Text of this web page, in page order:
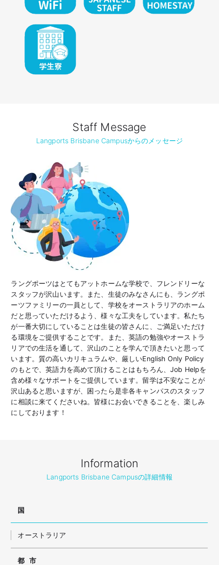
Staff Message
Langports Brisbane Campusからのメッセージ
ラングポーツはとてもアットホームな学校で、フレンドリーな
スタッフが沢山います。また、生徒のみなさんにも、ラングポ
ーツファミリーの一員として、学校をオーストラリアのホーム
だと思っていただけるよう、様々な工夫をしています。私たち
が一番大切にしていることは生徒の皆さんに、ご満足いただけ
る環境をご提供することです。また、英語の勉強やオーストラ
リアでの生活を通して、沢山のことを学んで頂きたいと思って
います。質の高いカリキュラムや、厳しいEnglish Only Policy
のもとで、英語力を高めて頂けることはもちろん、Job Helpを
含め様々なサポートをご提供しています。留学は不安なことが
沢山あると思いますが、困ったら是非各キャンパスのスタッフ
に相談に来てくださいね。皆様にお会いできることを、楽しみ
にしております！
Information
Langports Brisbane Campusの詳細情報
国
オーストラリア
都市